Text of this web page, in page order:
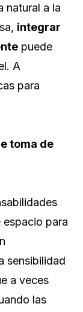
natural a la
integrar
puede
A
para
toma de
espacio para
sensibilidad
a veces
las